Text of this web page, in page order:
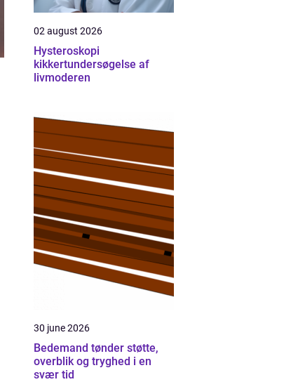
02 august 2026
Hysteroskopi
kikkertundersøgelse af
livmoderen
30 june 2026
Bedemand tønder støtte,
overblik og tryghed i en
svær tid